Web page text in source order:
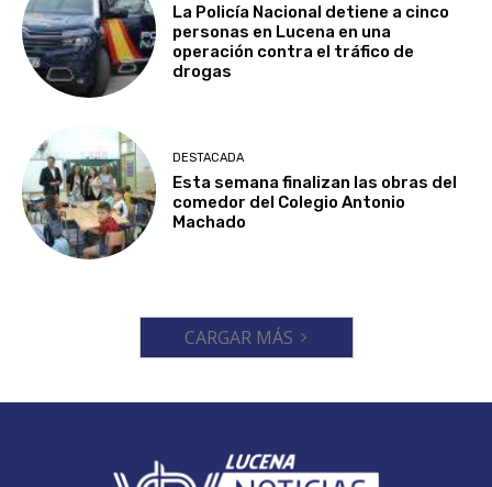
La Policía Nacional detiene a cinco
personas en Lucena en una
operación contra el tráfico de
drogas
DESTACADA
Esta semana finalizan las obras del
comedor del Colegio Antonio
Machado
CARGAR MÁS